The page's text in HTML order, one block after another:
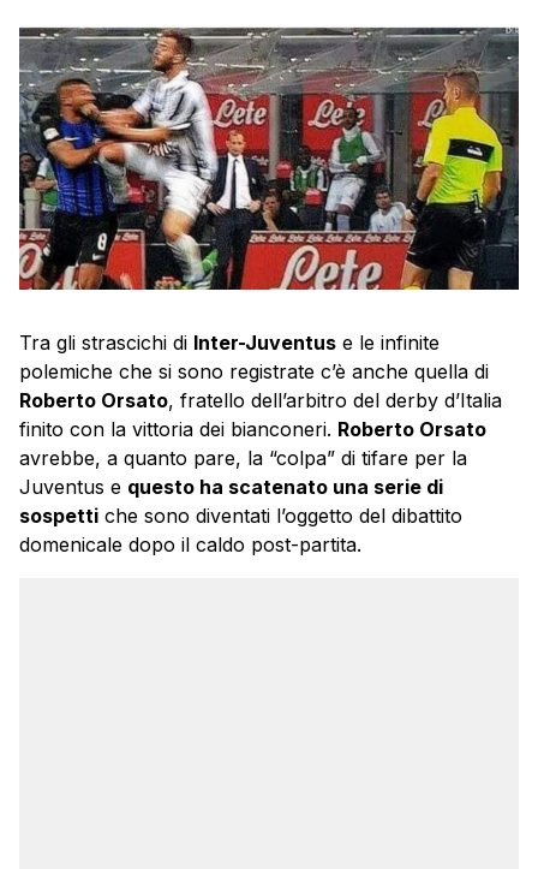
Tra gli strascichi di Inter-Juventus e le infinite
polemiche che si sono registrate c’è anche quella di
Roberto Orsato, fratello dell’arbitro del derby d’Italia
finito con la vittoria dei bianconeri. Roberto Orsato
avrebbe, a quanto pare, la “colpa” di tifare per la
Juventus e questo ha scatenato una serie di
sospetti che sono diventati l’oggetto del dibattito
domenicale dopo il caldo post-partita.